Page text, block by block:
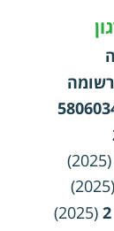
המדיניות
הבנה רחבה
- העמותה
נבחרי ציבור,
במשרדי
קהל, במטרה
ואל
הנדרשות.
השונות)
(2025)
(2025)
2
(2025)